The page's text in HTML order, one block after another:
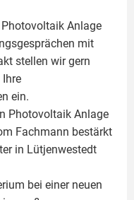
Anlage
mit
stellen wir gern
ein.
Photovoltaik Anlage
Fachmann bestärkt
in Lütjenwestedt
bei einer neuen